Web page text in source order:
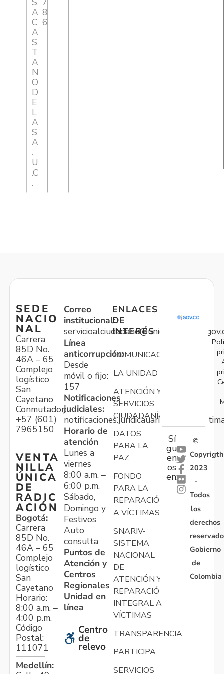
A
C
A
S
T
A
N
O
D
E
L
A
S
A
.
U
.C
.
8
6
SEDE
NACIO
NAL
Carrera
85D No.
46A – 65
Complejo
logístico
San
Cayetano
Conmutador:
+57 (601)
7965150
VENTA
NILLA
ÚNICA
DE
RADIC
ACIÓN
Bogotá:
Carrera
85D No.
46A – 65
Complejo
logístico
San
Cayetano
Horario:
8:00 a.m. –
4:00 p.m.
Código
Postal:
111071
Medellín:
Correo
institucional:
Línea
anticorrupción:
Desde
móvil o fijo:
157
Notificaciones
judiciales:
Horario de
atención
Lunes a
viernes
8:00 a.m. –
6:00 p.m.
Sábado,
Domingo y
Festivos
Auto
consulta
Puntos de
Atención y
Centros
Regionales
Unidad en
línea
Centro
de
relevo
ENLACES
DE
INTERÉS
COMUNICACIONES
LA UNIDAD
ATENCIÓN Y
SERVICIOS
CIUDADANÍA
DATOS
PARA LA
PAZ
FONDO
PARA LA
REPARACIÓN
A VÍCTIMAS
SNARIV-
SISTEMA
NACIONAL
DE
ATENCIÓN Y
REPARACIÓN
INTEGRAL A
VÍCTIMAS
TRANSPARENCIA
PARTICIPA
SERVICIOS
Sí
gu
en
os
en:
©
Copyrigth
2023
-
Todos
los
derechos
Gobierno
de
Colombia